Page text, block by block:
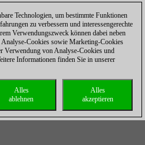
Technologien, um bestimmte Funktionen
zu verbessern und interessengerechte
Verwendungszweck können dabei neben
Cookies sowie Marketing-Cookies
Verwendung von Analyse-Cookies und
Informationen finden Sie in unserer
Alles
akzeptieren
Alles
ablehnen